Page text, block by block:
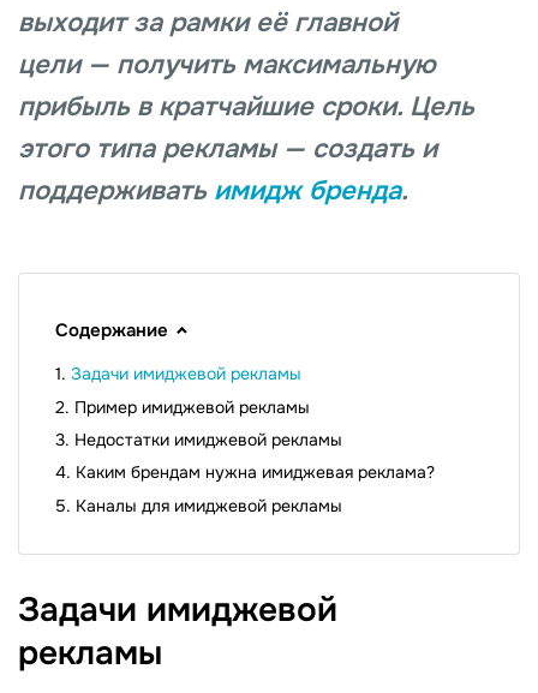
выходит за рамки её главной
цели — получить максимальную
прибыль в кратчайшие сроки. Цель
этого типа рекламы — создать и
поддерживать имидж бренда.
Содержание
Задачи имиджевой рекламы
Пример имиджевой рекламы
Недостатки имиджевой рекламы
Каким брендам нужна имиджевая реклама?
Каналы для имиджевой рекламы
Задачи имиджевой
рекламы